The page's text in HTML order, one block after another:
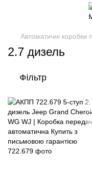
Автоматичні коробки
2.7 дизель
Фільтр